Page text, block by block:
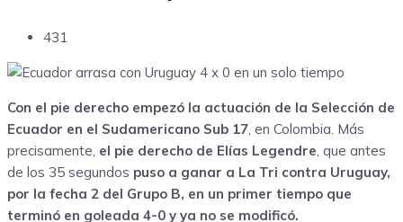
431
Con el pie derecho empezó la actuación de la Selección de
Ecuador en el Sudamericano Sub 17, en Colombia. Más
precisamente, el pie derecho de Elías Legendre, que antes
de los 35 segundos puso a ganar a La Tri contra Uruguay,
por la fecha 2 del Grupo B, en un primer tiempo que
terminó en goleada 4-0 y ya no se modificó.